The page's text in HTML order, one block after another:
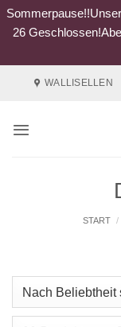
26
WALLISELLEN
START /